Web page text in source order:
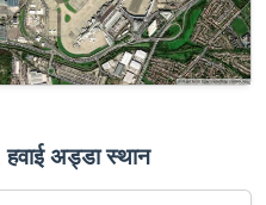
अड्डा स्थान